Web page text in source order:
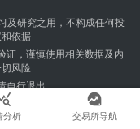
及研究之用，不构成任何投
依据
证，谨慎使用相关数据及内
风险
自行退出
by
23btc.com
分析

交易所导航